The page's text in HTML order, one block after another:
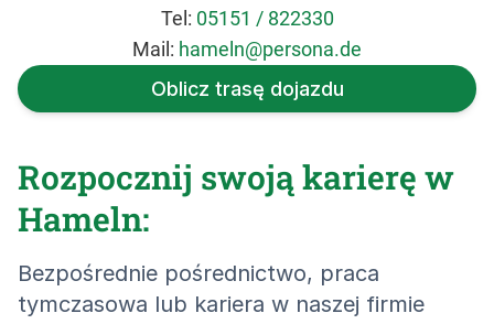
Tel: 05151 / 822330
Mail: hameln@persona.de
Oblicz trasę dojazdu
Rozpocznij swoją karierę w
Hameln:
Bezpośrednie pośrednictwo, praca
tymczasowa lub kariera w naszej firmie